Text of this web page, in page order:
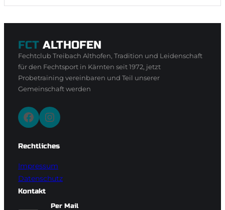
FCT ALTHOFEN
Fechtclub Treibach Althofen, Tradition und Leidenschaft
für den Fechtsport in Kärnten seit 1972, jetzt
Probetraining vereinbaren und Teil unserer
Gemeinschaft werden
Facebook Instagram
Rechtliches
Impressum
Datenschutz
Kontakt
Per Mail